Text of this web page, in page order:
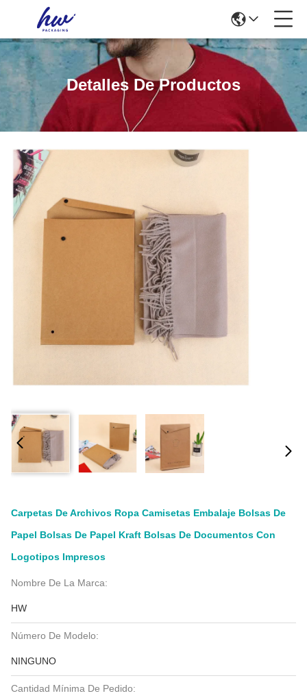
Detalles De Productos
Carpetas De Archivos Ropa Camisetas Embalaje Bolsas De
Papel Bolsas De Papel Kraft Bolsas De Documentos Con
Logotipos Impresos
Nombre De La Marca:
HW
Número De Modelo:
NINGUNO
Cantidad Mínima De Pedido: